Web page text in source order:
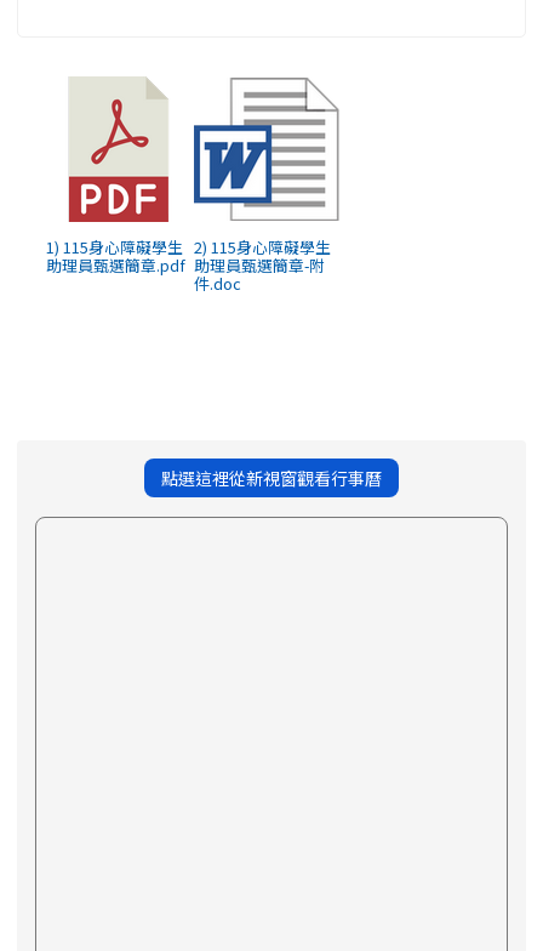
1) 115身心障礙學生
助理員甄選簡章.pdf
2) 115身心障礙學生
助理員甄選簡章-附
件.doc
點選這裡從新視窗觀看行事曆